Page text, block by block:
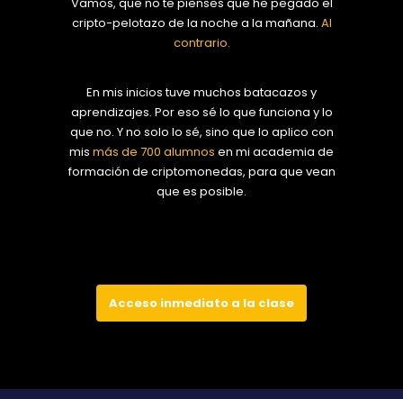
cripto-pelotazo de la noche a la mañana. Al
contrario.
En mis inicios tuve muchos batacazos y
aprendizajes. Por eso sé lo que funciona y lo
que no. Y no solo lo sé, sino que lo aplico con
mis más de 700 alumnos en mi academia de
formación de criptomonedas, para que vean
que es posible.
Acceso inmediato a la clase